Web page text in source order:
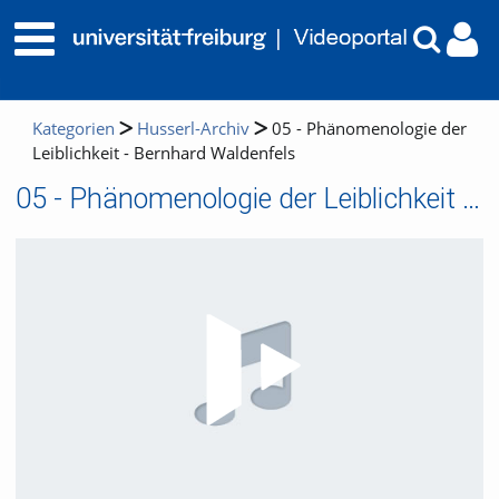
Kategorien Husserl-Archiv
05 - Phänomenologie der
Leiblichkeit - Bernhard Waldenfels
05 - Phänomenologie der Leiblichkeit - Bernhard Waldenfels